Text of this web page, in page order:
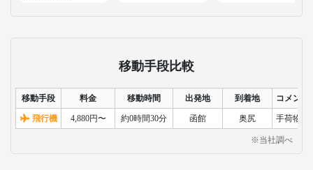
移動手段比較
移動手段 料金 移動時間 出発地 到着地 コメント
飛行機 4,880円〜 約0時間30分 函館 奥尻 手荷物検
※当社調べ